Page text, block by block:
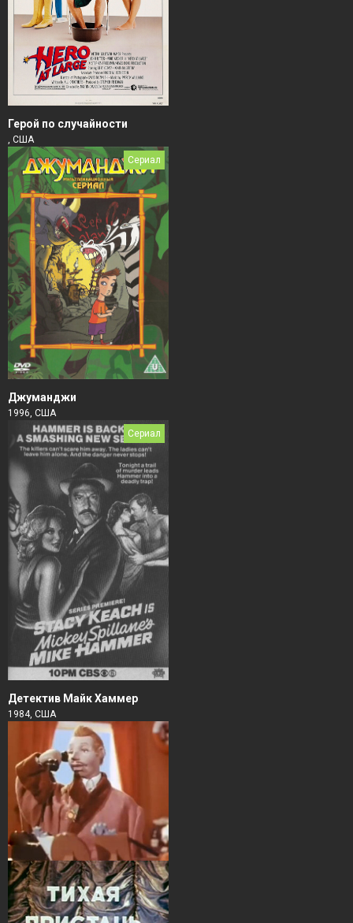
Герой по случайности
, США
Сериал
Джуманджи
1996, США
Сериал
Детектив Майк Хаммер
1984, США